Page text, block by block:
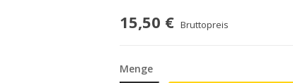
15,50 € Bruttopreis
Menge